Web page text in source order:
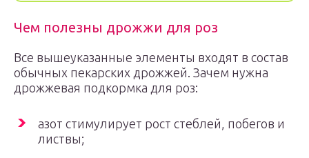
Чем полезны дрожжи для роз
Все вышеуказанные элементы входят в состав
обычных пекарских дрожжей. Зачем нужна
дрожжевая подкормка для роз:
азот стимулирует рост стеблей, побегов и
листвы;